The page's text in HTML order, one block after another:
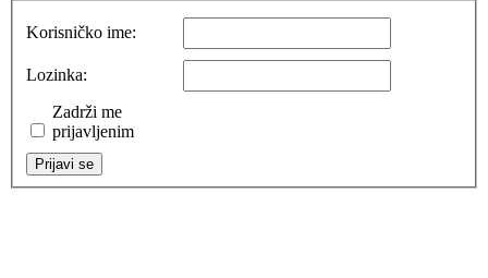
Korisničko ime:
Lozinka:
Zadrži me
prijavljenim
Prijavi se